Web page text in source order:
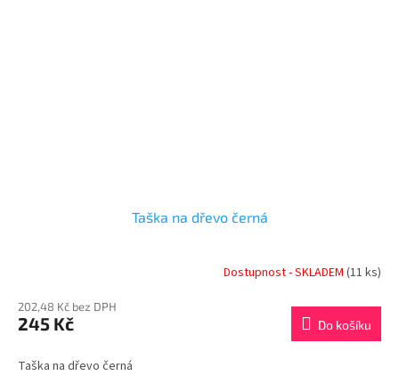
Taška na dřevo černá
Dostupnost - SKLADEM (11 ks)
202,48 Kč bez DPH
245 Kč Do košíku
Taška na dřevo černá